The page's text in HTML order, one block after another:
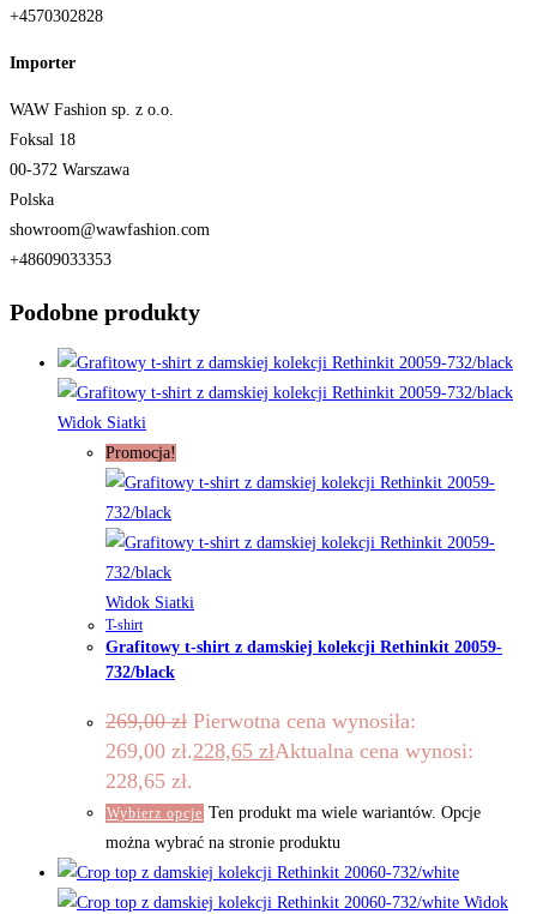
+4570302828
Importer
WAW Fashion sp. z o.o.
Foksal 18
00-372 Warszawa
Polska
showroom@wawfashion.com
+48609033353
Podobne produkty
Widok Siatki
Promocja!
Widok Siatki
T-shirt
Grafitowy t-shirt z damskiej kolekcji Rethinkit 20059-
732/black
269,00zł Pierwotna cena wynosiła:
269,00 zł.228,65 złAktualna cena wynosi:
228,65 zł.
Wybierz opcje Ten produkt ma wiele wariantów. Opcje
można wybrać na stronie produktu
Widok